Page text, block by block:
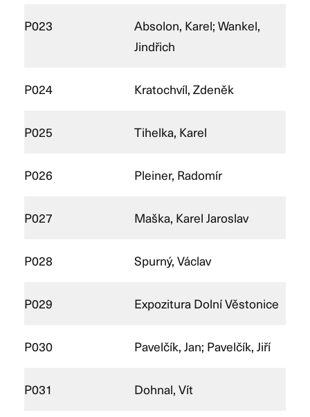
P023
Absolon, Karel; Wankel,
Jindřich
P024 Kratochvíl, Zdeněk
P025 Tihelka, Karel
P026 Pleiner, Radomír
P027 Maška, Karel Jaroslav
P028 Spurný, Václav
P029 Expozitura Dolní Věstonice
P030 Pavelčík, Jan; Pavelčík, Jiří
P031 Dohnal, Vít